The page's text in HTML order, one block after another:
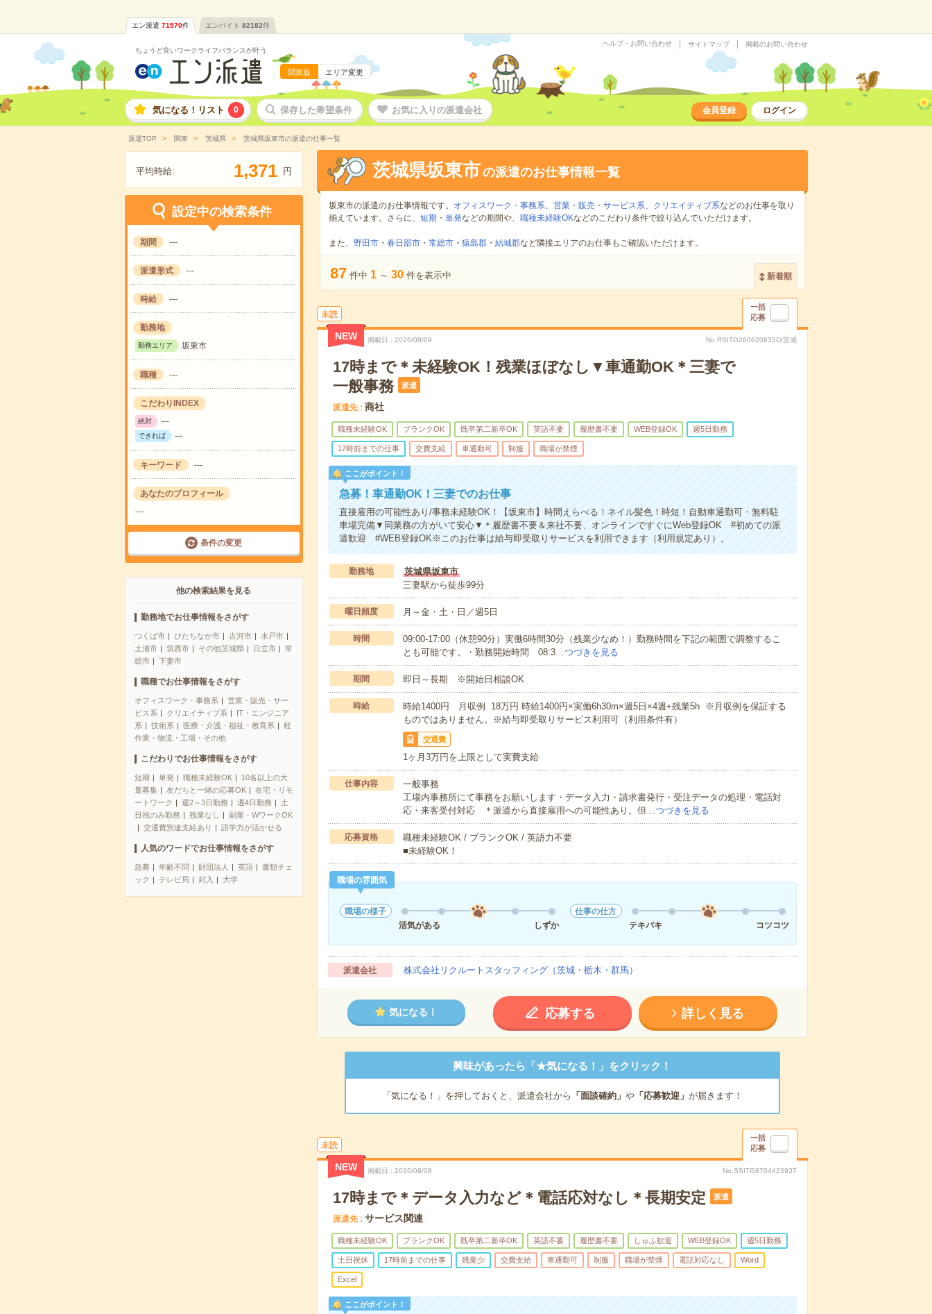
エン派遣 71570件 エンバイト 82182件
ちょうど良いワークライフバランスが叶う
関東版 エリア変更
ヘルプ・お問い合わせ サイトマップ 掲載のお問い合わせ
気になる！リスト 0 保存した希望条件 お気に入りの派遣会社 会員登録 ログイン
派遣TOP 関東 茨城県 茨城県坂東市の派遣の仕事一覧
平均時給: 1,371 円
設定中の検索条件
期間 ---
派遣形式 ---
時給 ---
勤務地
勤務エリア 坂東市
職種 ---
こだわりINDEX
絶対 ---
できれば ---
キーワード ---
あなたのプロフィール
---
条件の変更
他の検索結果を見る
勤務地でお仕事情報をさがす
つくば市 ひたちなか市 古河市
水戸市
土浦市
筑西市 その他茨城県 日立市
常
総市
下妻市
職種でお仕事情報をさがす
オフィスワーク・事務系
営業・販売・サー
ビス系
クリエイティブ系
IT・エンジニア
系
技術系 医療・介護・福祉・教育系
軽
作業・物流・工場・その他
こだわりでお仕事情報をさがす
短期 単発 職種未経験OK
10名以上の大
量募集
友だちと一緒の応募OK
在宅・リモ
ートワーク
週2～3日勤務 週4日勤務
土
日祝のみ勤務
残業なし
副業・WワークOK
交通費別途支給あり
語学力が活かせる
人気のワードでお仕事情報をさがす
急募 年齢不問 財団法人 英語
書類チェ
ック
テレビ局 封入 大学
茨城県坂東市の派遣のお仕事情報一覧
坂東市の派遣のお仕事情報です。 オフィスワーク・事務系、 営業・販売・サービス系、 クリエイティブ系などのお仕事を取り
揃えています。さらに、 短期 ・ 単発などの期間や、 職種未経験OKなどのこだわり条件で絞り込んでいただけます。
また、 野田市・ 春日部市・ 常総市・ 猿島郡・ 結城郡など隣接エリアのお仕事もご確認いただけます。
87 件中 1 ～ 30 件を表示中 新着順
未読
一括
応募
NEW 掲載日 2026/08/09 No.RSITG260620835D/茨城
17時まで＊未経験OK！残業ほぼなし▼車通勤OK＊三妻で
一般事務
派遣
派遣先 商社
職種未経験OK ブランクOK 既卒第二新卒OK 英語不要 履歴書不要 WEB登録OK 週5日勤務
17時前までの仕事 交費支給 車通勤可 制服 職場が禁煙
ここがポイント！
急募！車通勤OK！三妻でのお仕事
直接雇用の可能性あり/事務未経験OK！【坂東市】時間えらべる！ネイル髪色！時短！自動車通勤可・無料駐
車場完備▼同業務の方がいて安心▼＊履歴書不要＆来社不要、オンラインですぐにWeb登録OK #初めての派
遣歓迎 #WEB登録OK※このお仕事は給与即受取りサービスを利用できます（利用規定あり）。
勤務地
茨城県坂東市
三妻駅から徒歩99分
曜日頻度 月～金・土・日／週5日
時間
09:00-17:00（休憩90分）実働6時間30分（残業少なめ！）勤務時間を下記の範囲で調整するこ
とも可能です。・勤務開始時間 08:3…つづきを見る
期間 即日～長期 ※開始日相談OK
時給
時給1400円 月収例 18万円 時給1400円×実働6h30m×週5日×4週+残業5h ※月収例を保証する
ものではありません。※給与即受取りサービス利用可（利用条件有）
交通費
1ヶ月3万円を上限として実費支給
仕事内容
一般事務
工場内事務所にて事務をお願いします・データ入力・請求書発行・受注データの処理・電話対
応・来客受付対応 ＊派遣から直接雇用への可能性あり。但…つづきを見る
応募資格
職種未経験OK / ブランクOK / 英語力不要
■未経験OK！
職場の雰囲気
職場の様子
活気がある
しずか
仕事の仕方
テキパキ
コツコツ
派遣会社 株式会社リクルートスタッフィング（茨城・栃木・群馬）
気になる！ 応募する 詳しく見る
興味があったら「★気になる！」をクリック！
「気になる！」を押しておくと、派遣会社から 「面談確約」 や「応募歓迎」 が届きます！
未読
一括
応募
NEW 掲載日 2026/08/08 No.SSITG8704423937
17時まで＊データ入力など＊電話応対なし＊長期安定 派遣
派遣先 サービス関連
職種未経験OK ブランクOK 既卒第二新卒OK 英語不要 履歴書不要 しゅふ歓迎 WEB登録OK 週5日勤務
土日祝休 17時前までの仕事 残業少 交費支給 車通勤可 制服 職場が禁煙 電話対応なし Word
Excel
ここがポイント！